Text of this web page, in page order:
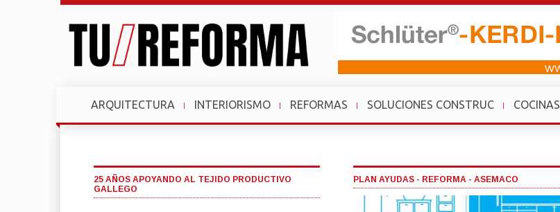
ARQUITECTURA INTERIORISMO REFORMAS SOLUCIONES CONSTRUC COCINAS
25 AÑOS APOYANDO AL TEJIDO PRODUCTIVO
GALLEGO
PLAN AYUDAS - REFORMA - ASEMACO